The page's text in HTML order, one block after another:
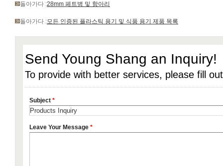
돌아가다 :28mm 페트병 및 항아리
돌아가다 :모든 인증된 플라스틱 용기 및 식품 용기 제품 목록